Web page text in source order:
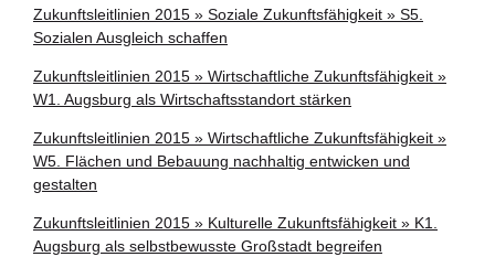
Zukunftsleitlinien 2015 » Soziale Zukunftsfähigkeit » S5.
Sozialen Ausgleich schaffen
Zukunftsleitlinien 2015 » Wirtschaftliche Zukunftsfähigkeit »
W1. Augsburg als Wirtschaftsstandort stärken
Zukunftsleitlinien 2015 » Wirtschaftliche Zukunftsfähigkeit »
W5. Flächen und Bebauung nachhaltig entwicken und
gestalten
Zukunftsleitlinien 2015 » Kulturelle Zukunftsfähigkeit » K1.
Augsburg als selbstbewusste Großstadt begreifen